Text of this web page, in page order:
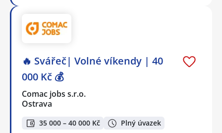
🔥 Svářeč| Volné víkendy | 40
000 Kč 💰
Comac jobs s.r.o.
Ostrava
35 000 – 40 000 Kč Plný úvazek